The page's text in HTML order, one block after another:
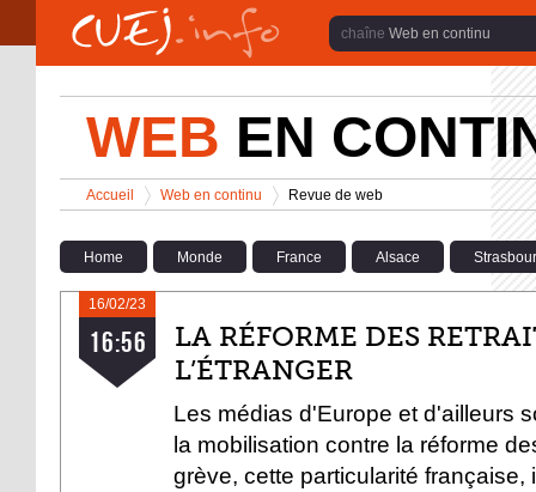
Aller au contenu principal
Web en continu
WEB EN
Vous êtes ici
Accueil
>
Web en continu
>
Revue de web
Home Monde France Alsace
À LA UNE
16/02/23
16:56
LA RÉFORME DES
L’ÉTRANGER
Les médias d'Europe et d'ailleurs
la mobilisation contre la réforme
grève, cette particularité française,